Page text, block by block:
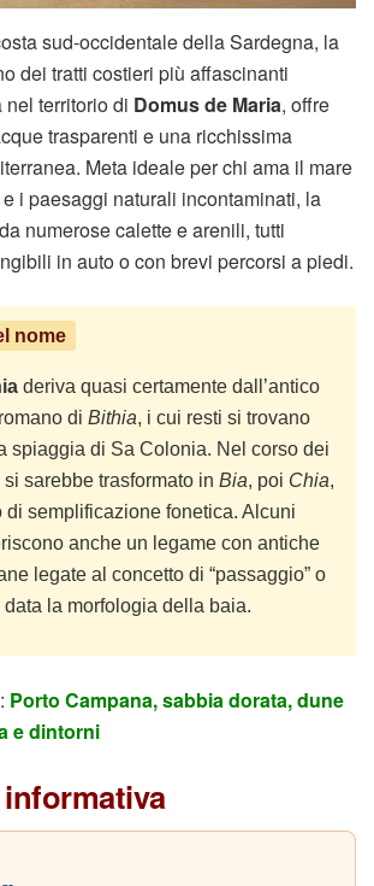
sud-occidentale della Sardegna, la
dei tratti costieri più affascinanti
nel territorio di Domus de Maria, offre
trasparenti e una ricchissima
Meta ideale per chi ama il mare
i paesaggi naturali incontaminati, la
numerose calette e arenili, tutti
in auto o con brevi percorsi a piedi.
nome
deriva quasi certamente dall’antico
di Bithia, i cui resti si trovano
spiaggia di Sa Colonia. Nel corso dei
sarebbe trasformato in Bia, poi Chia,
di semplificazione fonetica. Alcuni
anche un legame con antiche
legate al concetto di “passaggio” o
data la morfologia della baia.
Porto Campana, sabbia dorata, dune
e dintorni
informativa